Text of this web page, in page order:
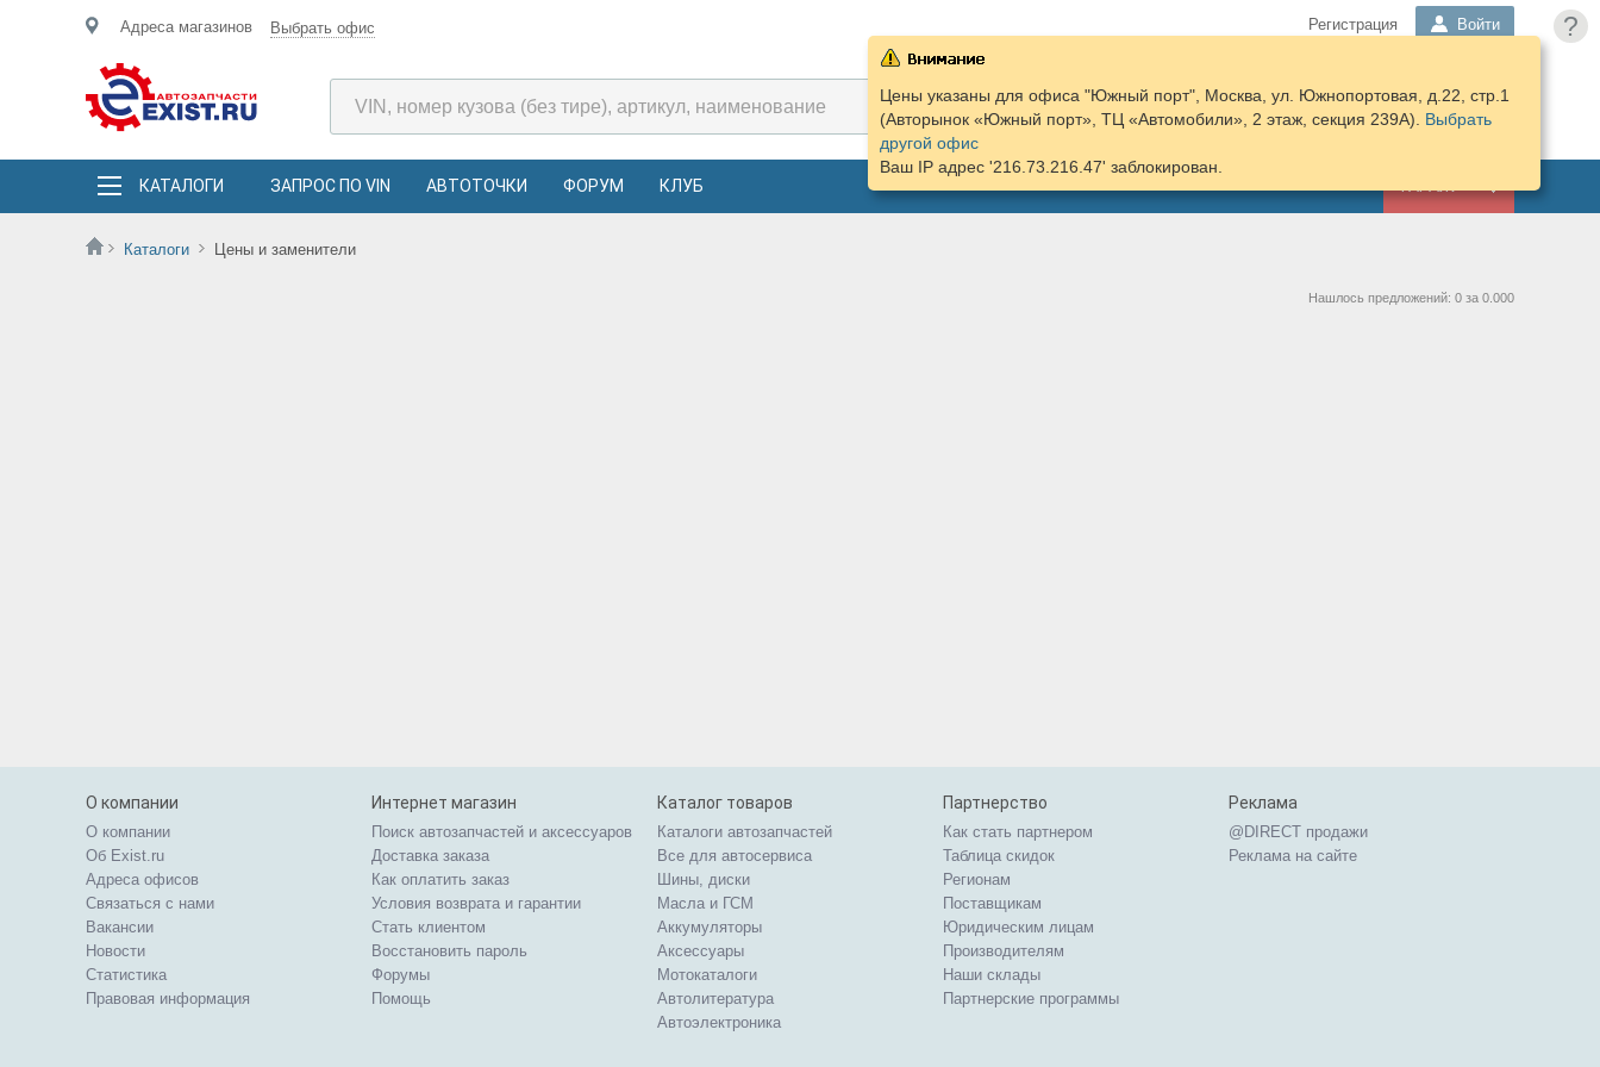
?
Адреса магазинов Выбрать офис Регистрация Войти
КОРЗИНА
ПОДОБРАТЬ
ЗАПЧАСТИ
КАТАЛОГИ ЗАПРОС ПО VIN АВТОТОЧКИ ФОРУМ КЛУБ
Каталоги Цены и заменители
Цены указаны для офиса "Южный порт", Москва, ул. Южнопортовая, д.22, стр.1
(Авторынок «Южный порт», ТЦ «Автомобили», 2 этаж, секция 239А). Выбрать
другой офис
Ваш IP адрес '216.73.216.47' заблокирован.
Нашлось предложений: 0 за 0.000
О компании
О компании
Об Exist.ru
Адреса офисов
Связаться с нами
Вакансии
Новости
Статистика
Правовая информация
Интернет магазин
Поиск автозапчастей и аксессуаров
Доставка заказа
Как оплатить заказ
Условия возврата и гарантии
Стать клиентом
Восстановить пароль
Форумы
Помощь
Каталог товаров
Каталоги автозапчастей
Все для автосервиса
Шины, диски
Масла и ГСМ
Аккумуляторы
Аксессуары
Мотокаталоги
Автолитература
Автоэлектроника
Партнерство
Как стать партнером
Таблица скидок
Регионам
Поставщикам
Юридическим лицам
Производителям
Наши склады
Партнерские программы
Реклама
@DIRECT продажи
Реклама на сайте